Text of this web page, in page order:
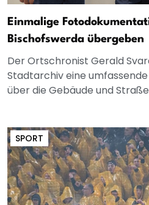
Einmalige
Bischofswerda übergeben
Der Ortschronist Gerald
Stadtarchiv eine
über die Gebäude und
SPORT